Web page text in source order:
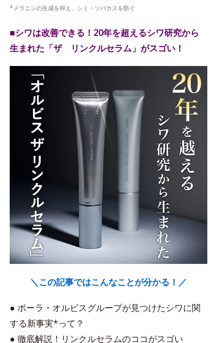
*メラニンの生成を抑え、シミ・ソバカスを防ぐ
■シワは改善できる！20年を超えるシワ研究から
生まれた「ザ リンクルセラム」がスゴい！
＼この記事ではこんなことが分かる！／
● ポーラ・オルビスグループが見つけたシワに関
する新事実*って？
● 徹底解説！リンクルセラムのココがスゴい